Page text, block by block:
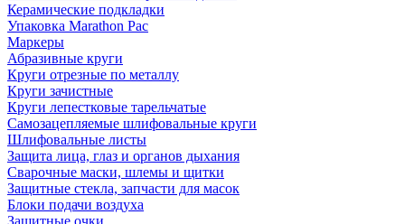
Керамические подкладки
Упаковка Marathon Pac
Маркеры
Абразивные круги
Круги отрезные по металлу
Круги зачистные
Круги лепестковые тарельчатые
Самозацепляемые шлифовальные круги
Шлифовальные листы
Защита лица, глаз и органов дыхания
Сварочные маски, шлемы и щитки
Защитные стекла, запчасти для масок
Блоки подачи воздуха
Защитные очки